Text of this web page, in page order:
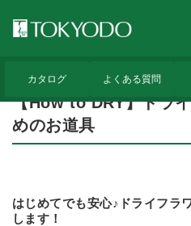
カタログ よくある質問
【How to
【How to DRY】ドラ
めのお道具
はじめてでも安心♪ドライフラ
します！